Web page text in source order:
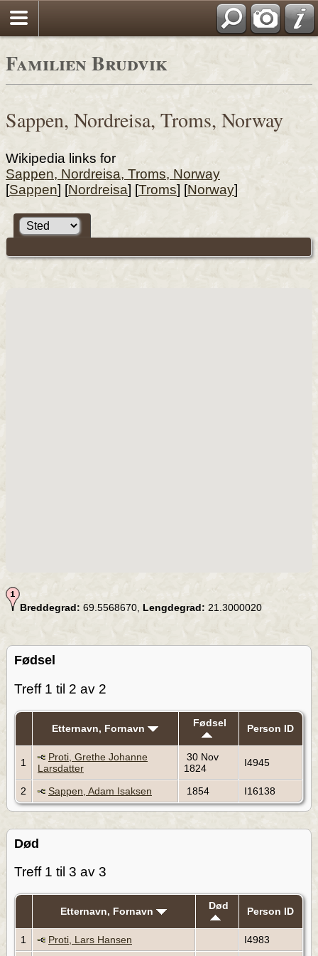
Familien Brudvik
Sappen, Nordreisa, Troms, Norway
Wikipedia links for
Sappen, Nordreisa, Troms, Norway
[Sappen] [Nordreisa] [Troms] [Norway]
Breddegrad: 69.5568670, Lengdegrad: 21.3000020
Fødsel
Treff 1 til 2 av 2
Etternavn, Fornavn Fødsel Person ID
1
Proti, Grethe Johanne
Larsdatter
30 Nov
1824
I4945
2 Sappen, Adam Isaksen 1854 I16138
Død
Treff 1 til 3 av 3
Etternavn, Fornavn Død Person ID
1 Proti, Lars Hansen I4983